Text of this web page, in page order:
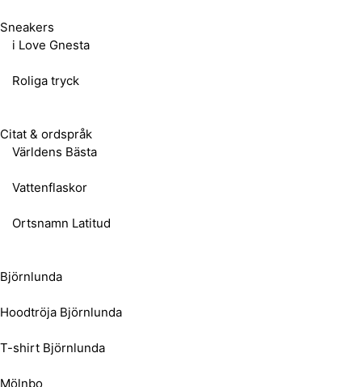
Sneakers
i Love Gnesta
Roliga tryck
Citat & ordspråk
Världens Bästa
Vattenflaskor
Ortsnamn Latitud
Björnlunda
Hoodtröja Björnlunda
T-shirt Björnlunda
Mölnbo